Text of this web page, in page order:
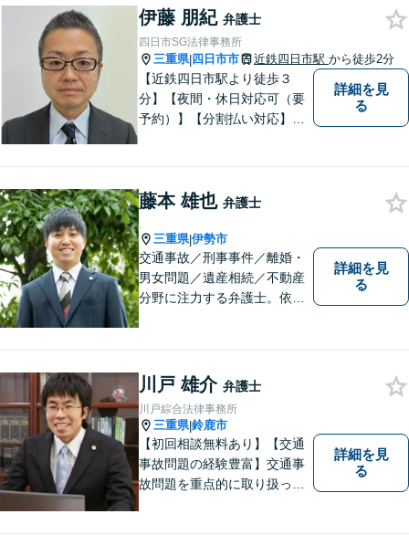
（使用者側）／交通事故／相
続問題など、幅広く対応。お
気軽にご相談ください。
伊藤 朋紀 弁護士
四日市SG法律事務所
三重県| 四日市市 近鉄四日市駅 から徒歩2分
【近鉄四日市駅より徒歩３
分】【夜間・休日対応可（要
予約）】【分割払い対応】
して、一緒に解決方法を考え
ばと思いますので、お気軽に
ご相談ください。
詳細を見
る
藤本 雄也 弁護士
.
三重県|伊勢市
交通事故／刑事事件／離婚・
男女問題／遺産相続／不動産
分野に注力する弁護士。依頼
【離婚・男女問題の経験多
数】
詳細を見
る
川戸 雄介 弁護士
川戸綜合法律事務所
三重県|鈴鹿市
【初回相談無料あり】【交通
事故問題の経験豊富】交通事
故問題を重点的に取り扱って
詳細を見
る